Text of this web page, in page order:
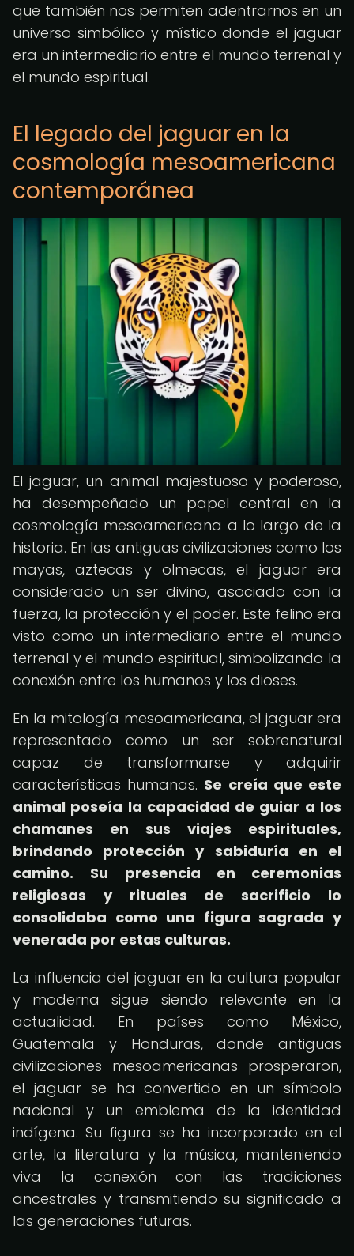
que también nos permiten adentrarnos en un
universo simbólico y místico donde el jaguar
era un intermediario entre el mundo terrenal y
el mundo espiritual.
El legado del jaguar en la
cosmología mesoamericana
contemporánea
El jaguar, un animal majestuoso y poderoso,
ha desempeñado un papel central en la
cosmología mesoamericana a lo largo de la
historia. En las antiguas civilizaciones como los
mayas, aztecas y olmecas, el jaguar era
considerado un ser divino, asociado con la
fuerza, la protección y el poder. Este felino era
visto como un intermediario entre el mundo
terrenal y el mundo espiritual, simbolizando la
conexión entre los humanos y los dioses.
En la mitología mesoamericana, el jaguar era
representado como un ser sobrenatural
capaz de transformarse y adquirir
características humanas. Se creía que este
animal poseía la capacidad de guiar a los
chamanes en sus viajes espirituales,
brindando protección y sabiduría en el
camino.
Su presencia en ceremonias
religiosas y rituales de sacrificio lo
consolidaba como una figura sagrada y
venerada por estas culturas.
La influencia del jaguar en la cultura popular
y moderna sigue siendo relevante en la
actualidad. En países como México,
Guatemala y Honduras, donde antiguas
civilizaciones mesoamericanas prosperaron,
el jaguar se ha convertido en un símbolo
nacional y un emblema de la identidad
indígena. Su figura se ha incorporado en el
arte, la literatura y la música, manteniendo
viva la conexión con las tradiciones
ancestrales y transmitiendo su significado a
las generaciones futuras.